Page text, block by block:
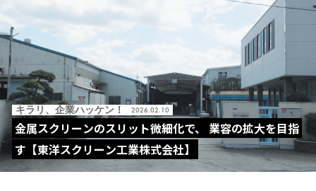
キラリ、企業ハッケン！ 2026.02.10
金属スクリーンのスリット微細化で、 業容の拡大を目指
す【東洋スクリーン工業株式会社】